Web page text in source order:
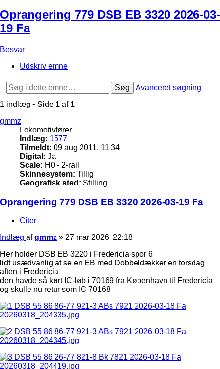
Oprangering 779 DSB EB 3320 2026-03-
19 Fa
Besvar
Udskriv emne
Søg
Avanceret søgning
1 indlæg • Side 1 af 1
gmmz
Lokomotivfører
Indlæg: 1577
Tilmeldt: 09 aug 2011, 11:34
Digital: Ja
Scale: H0 - 2-rail
Skinnesystem: Tillig
Geografisk sted: Stilling
Oprangering 779 DSB EB 3320 2026-03-19 Fa
Citer
Indlæg afgmmz » 27 mar 2026, 22:18
Her holder DSB EB 3220 i Fredericia spor 6
lidt usædvanlig at se en EB med Dobbeldækker en torsdag
aften i Fredericia
den havde så kørt IC-løb i 70169 fra København til Fredericia
og skulle nu retur som IC 70168